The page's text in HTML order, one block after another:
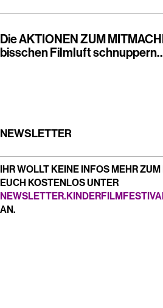
Die AKTIONEN ZUM
bisschen Filmluft
NEWSLETTER
IHR WOLLT KEINE INFOS MEHR
EUCH KOSTENLOS UNTER
AN.